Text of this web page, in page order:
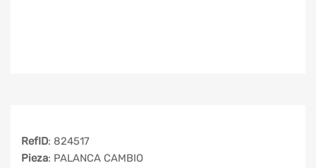
RefID: 824517
Pieza: PALANCA CAMBIO